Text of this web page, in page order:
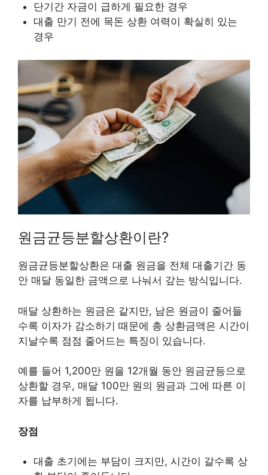
단기간 자금이 급하게 필요한 경우
대출 만기 전에 목돈 상환 여력이 확실히 있는
경우
원금균등분할상환이란?
원금균등분할상환은 대출 원금을 전체 대출기간 동
안 매달 동일한 금액으로 나눠서 갚는 방식입니다.
매달 상환하는 원금은 같지만, 남은 원금이 줄어들
수록 이자가 감소하기 때문에 총 상환금액은 시간이
지날수록 점점 줄어드는 특징이 있습니다.
예를 들어 1,200만 원을 12개월 동안 원금균등으로
상환할 경우, 매달 100만 원의 원금과 그에 따른 이
자를 납부하게 됩니다.
장점
대출 초기에는 부담이 크지만, 시간이 갈수록 상